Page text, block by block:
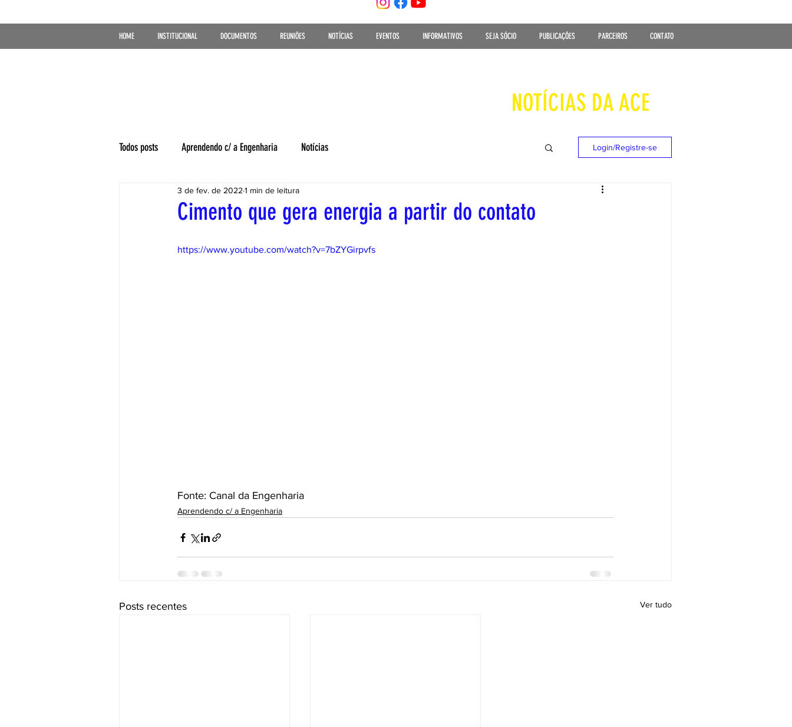
HOME INSTITUCIONAL DOCUMENTOS REUNIÕES NOTÍCIAS EVENTOS INFORMATIVOS SEJA SÓCIO PUBLICAÇÕES PARCEIROS CONTATO
NOTÍCIAS DA ACE
Todos posts Aprendendo c/ a Engenharia Notícias Login/Registre-se
Cimento que gera energia a partir do contato
3 de fev. de 2022 1 min de leitura
https://www.youtube.com/watch?v=7bZYGirpvfs
Fonte: Canal da Engenharia
Aprendendo c/ a Engenharia
Posts recentes Ver tudo